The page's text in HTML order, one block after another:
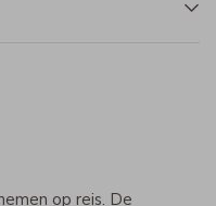
op reis. De